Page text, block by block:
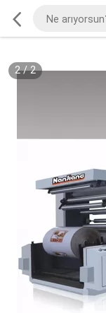
2/2